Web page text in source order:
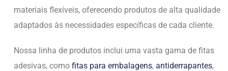
materiais flexíveis, oferecendo produtos de alta qualidade
adaptados às necessidades específicas de cada cliente.
Nossa linha de produtos inclui uma vasta gama de fitas
adesivas, como fitas para embalagens, antiderrapantes,